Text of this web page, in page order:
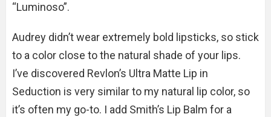
“Luminoso”.
Audrey didn’t wear extremely bold lipsticks, so stick
to a color close to the natural shade of your lips.
I’ve discovered Revlon’s Ultra Matte Lip in
Seduction is very similar to my natural lip color, so
it’s often my go-to. I add Smith’s Lip Balm for a